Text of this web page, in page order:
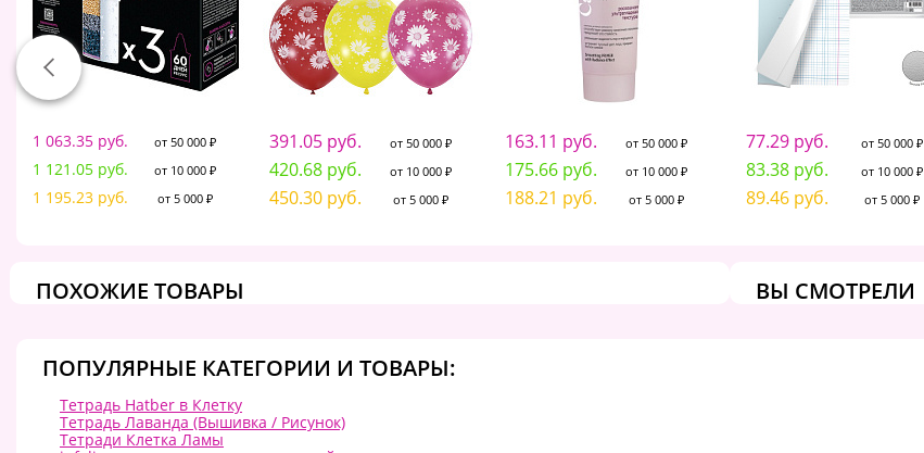
1 063.35 руб. от 50 000 ₽
1 121.05 руб. от 10 000 ₽
1 195.23 руб. от 5 000 ₽
391.05 руб. от 50 000 ₽
420.68 руб. от 10 000 ₽
450.30 руб. от 5 000 ₽
163.11 руб. от 50 000 ₽
175.66 руб. от 10 000 ₽
188.21 руб. от 5 000 ₽
77.29 руб. от 50 000 ₽
83.38 руб. от 10 000 ₽
89.46 руб. от 5 000 ₽
ПОХОЖИЕ ТОВАРЫ ВЫ СМОТРЕЛИ
ПОПУЛЯРНЫЕ КАТЕГОРИИ И ТОВАРЫ:
Тетрадь Hatber в Клетку
Тетрадь Лаванда (Вышивка / Рисунок)
Тетради Клетка Ламы